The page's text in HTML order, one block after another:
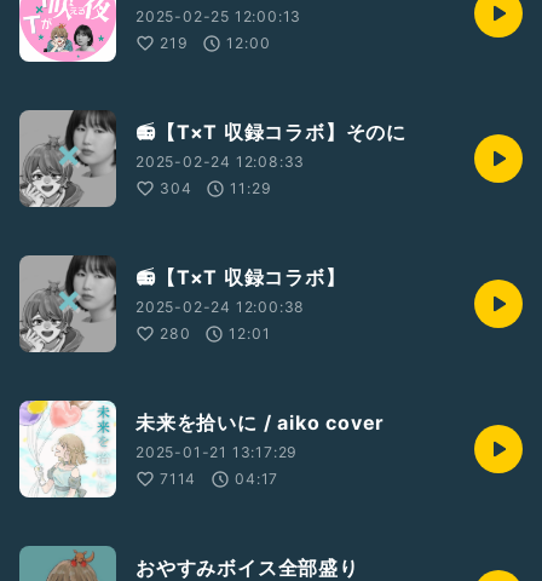
2025-02-25 12:00:13
219
12:00
📻【T×T 収録コラボ】そのに
2025-02-24 12:08:33
304
11:29
📻【T×T 収録コラボ】
2025-02-24 12:00:38
280
12:01
未来を拾いに / aiko cover
2025-01-21 13:17:29
7114
04:17
おやすみボイス全部盛り